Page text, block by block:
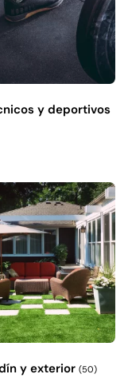
y deportivos
y exterior (50)